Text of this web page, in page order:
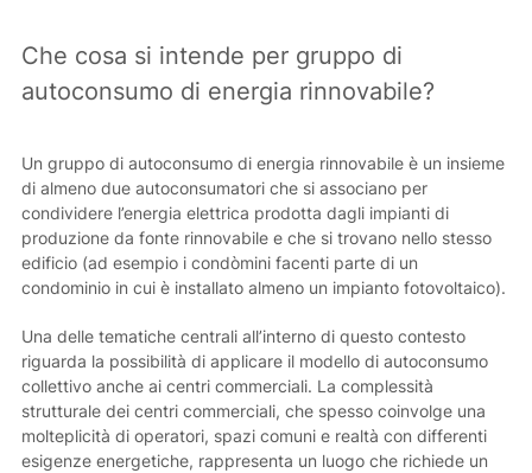
Che cosa si intende per gruppo di
autoconsumo di energia rinnovabile?
Un gruppo di autoconsumo di energia rinnovabile è un insieme
di almeno due autoconsumatori che si associano per
condividere l’energia elettrica prodotta dagli impianti di
produzione da fonte rinnovabile e che si trovano nello stesso
edificio (ad esempio i condòmini facenti parte di un
condominio in cui è installato almeno un impianto fotovoltaico).
Una delle tematiche centrali all’interno di questo contesto
riguarda la possibilità di applicare il modello di autoconsumo
collettivo anche ai centri commerciali. La complessità
strutturale dei centri commerciali, che spesso coinvolge una
molteplicità di operatori, spazi comuni e realtà con differenti
esigenze energetiche, rappresenta un luogo che richiede un